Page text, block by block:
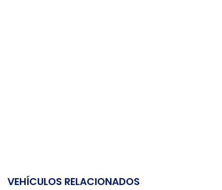
VEHÍCULOS RELACIONADOS